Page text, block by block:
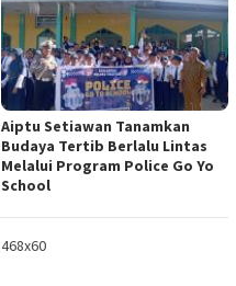
Aiptu Setiawan Tanamkan
Budaya Tertib Berlalu Lintas
Melalui Program Police Go Yo
School